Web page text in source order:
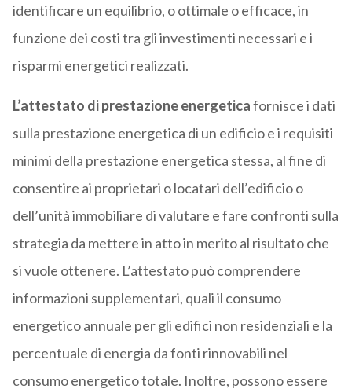
identificare un equilibrio, o ottimale o efficace, in
funzione dei costi tra gli investimenti necessari e i
risparmi energetici realizzati.
L’attestato di prestazione energeticafornisce i dati
sulla prestazione energetica di un edificio e i requisiti
minimi della prestazione energetica stessa, al fine di
consentire ai proprietari o locatari dell’edificio o
dell’unità immobiliare di valutare e fare confronti sulla
strategia da mettere in atto in merito al risultato che
si vuole ottenere. L’attestato può comprendere
informazioni supplementari, quali il consumo
energetico annuale per gli edifici non residenziali e la
percentuale di energia da fonti rinnovabili nel
consumo energetico totale. Inoltre, possono essere